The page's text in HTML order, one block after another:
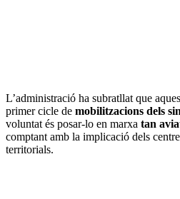
L’administració ha subratllat que
primer cicle de mobilitzacions dels
voluntat és posar-lo en marxa tan
comptant amb la implicació dels
territorials.